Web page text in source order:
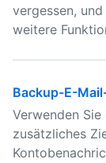
vergessen,
weitere
Backup-E-
Verwenden
zusätzliches